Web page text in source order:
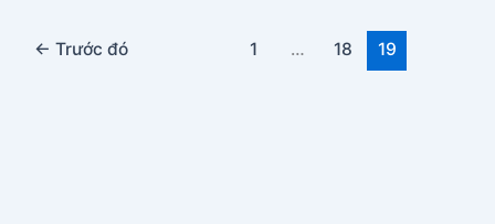
← Trước đó 1 … 18 19